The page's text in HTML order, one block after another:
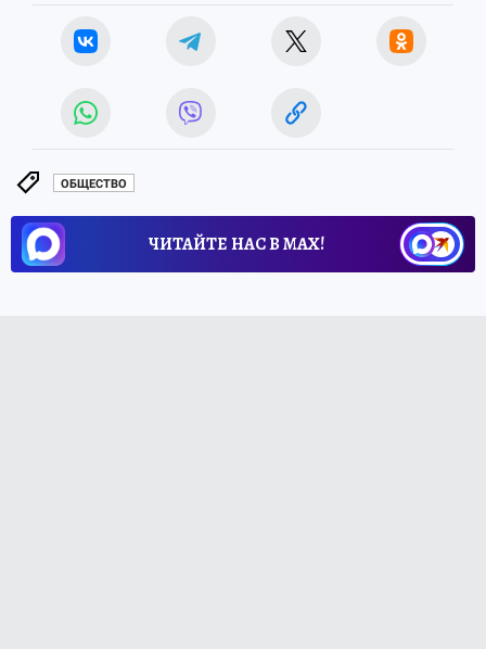
ОБЩЕСТВО
ЧИТАЙТЕ НАС В МАХ!